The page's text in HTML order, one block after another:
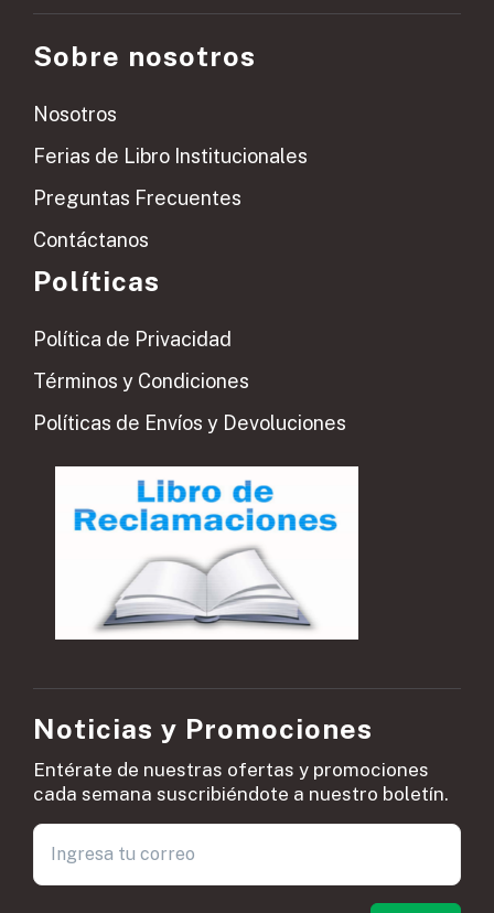
Sobre nosotros
Nosotros
Ferias de Libro Institucionales
Preguntas Frecuentes
Contáctanos
Políticas
Política de Privacidad
Términos y Condiciones
Políticas de Envíos y Devoluciones
Noticias y Promociones
Entérate de nuestras ofertas y promociones
cada semana suscribiéndote a nuestro boletín.